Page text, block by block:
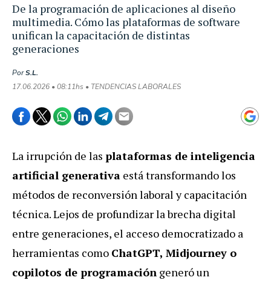
De la programación de aplicaciones al diseño
multimedia. Cómo las plataformas de software
unifican la capacitación de distintas
generaciones
PorS.L.
17.06.2026 • 08:11hs • TENDENCIAS LABORALES
La irrupción de las plataformas de inteligencia
artificial generativa está transformando los
métodos de reconversión laboral y capacitación
técnica. Lejos de profundizar la brecha digital
entre generaciones, el acceso democratizado a
herramientas como ChatGPT, Midjourney o
copilotos de programación generó un